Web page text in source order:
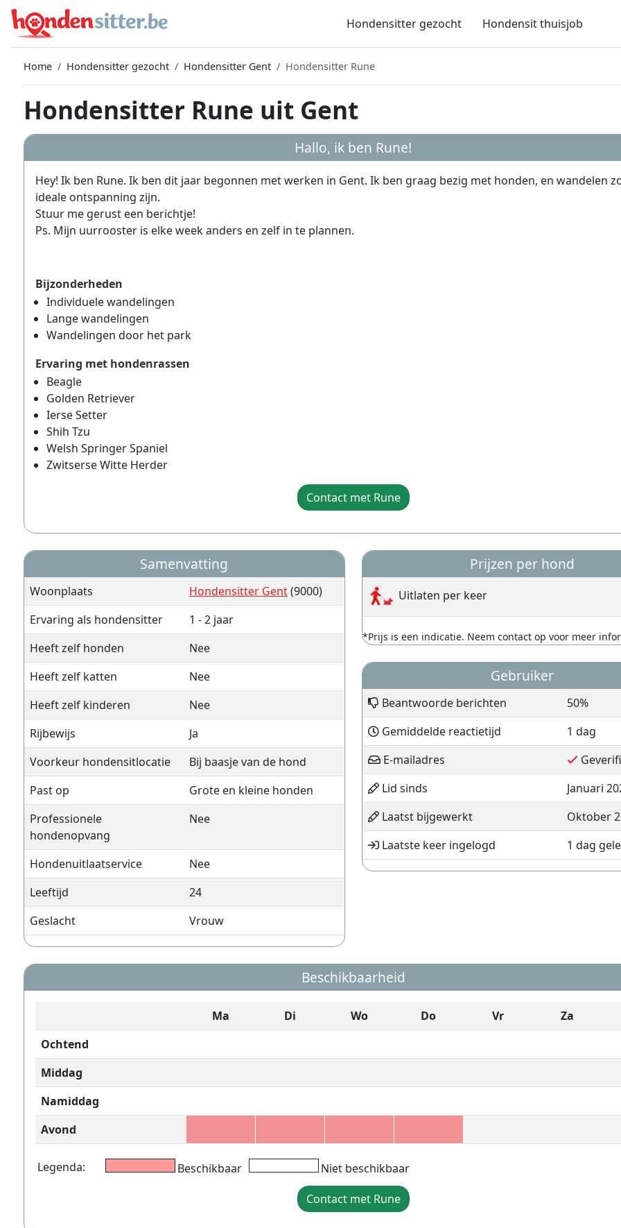
Hondensitter gezocht Hondensit thuisjob
Home Hondensitter gezocht Hondensitter Gent Hondensitter Rune
Hondensitter Rune uit Gent
Hallo, ik ben Rune!
Hey! Ik ben Rune. Ik ben dit jaar begonnen met werken in Gent. Ik ben graag bezig met honden, en wandelen
ideale ontspanning zijn.
Stuur me gerust een berichtje!
Ps. Mijn uurrooster is elke week anders en zelf in te plannen.
Bijzonderheden
Individuele wandelingen
Lange wandelingen
Wandelingen door het park
Ervaring met hondenrassen
Beagle
Golden Retriever
Ierse Setter
Shih Tzu
Welsh Springer Spaniel
Zwitserse Witte Herder
Contact met Rune
Samenvatting
Woonplaats Hondensitter Gent(9000)
Ervaring als hondensitter
1 - 2 jaar
Heeft zelf honden
Nee
Heeft zelf katten
Nee
Heeft zelf kinderen
Nee
Rijbewijs
Ja
Voorkeur hondensitlocatie
Bij baasje van de hond
Past op
Grote en kleine honden
Professionele
hondenopvang
Nee
Hondenuitlaatservice
Nee
Leeftijd
24
Geslacht
Vrouw
Prijzen per hond
Uitlaten per keer
*Prijs is een indicatie. Neem contact op voor meer
Gebruiker
Beantwoorde berichten
50%
Gemiddelde reactietijd
1 dag
E-mailadres
Lid sinds
Januari
Laatst bijgewerkt
Oktober
Laatste keer ingelogd
1 dag
Beschikbaarheid
Ma Di Wo Do Vr
Za
Ochtend
Middag
Namiddag
Avond
Legenda: Beschikbaar
Niet beschikbaar
Contact met Rune